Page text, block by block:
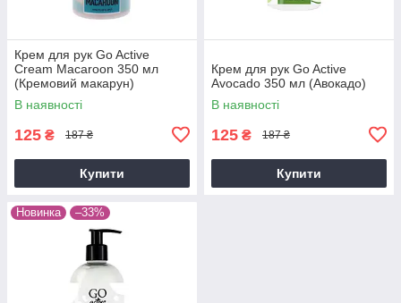
Крем для рук Go Active
Cream Macaroon 350 мл
(Кремовий макарун)
В наявності
125 ₴ 187 ₴
Купити
Крем для рук Go Active
Avocado 350 мл (Авокадо)
В наявності
125 ₴ 187 ₴
Купити
Новинка –33%